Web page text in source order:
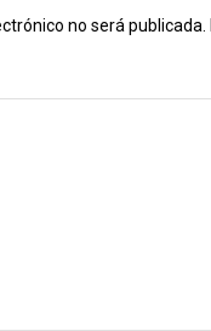
no será publicada.